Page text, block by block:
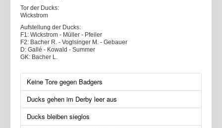
Tor der Ducks:
Wickstrom
Aufstellung der Ducks:
F1: Wickstrom - Müller - Pfeiler
F2: Bacher R. - Voglsinger M. - Gebauer
D: Gallé - Kowald - Summer
GK: Bacher L.
Keine Tore gegen Badgers
Ducks gehen im Derby leer aus
Ducks bleiben sieglos